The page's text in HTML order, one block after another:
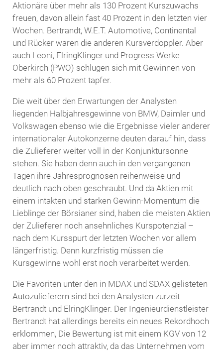
Aktionäre über mehr als 130 Prozent Kurszuwachs
freuen, davon allein fast 40 Prozent in den letzten vier
Wochen. Bertrandt, W.E.T. Automotive, Continental
und Rücker waren die anderen Kursverdoppler. Aber
auch Leoni, ElringKlinger und Progress Werke
Oberkirch (PWO) schlugen sich mit Gewinnen von
mehr als 60 Prozent tapfer.
Die weit über den Erwartungen der Analysten
liegenden Halbjahresgewinne von BMW, Daimler und
Volkswagen ebenso wie die Ergebnisse vieler anderer
internationaler Autokonzerne deuten darauf hin, dass
die Zulieferer weiter voll in der Konjunktursonne
stehen. Sie haben denn auch in den vergangenen
Tagen ihre Jahresprognosen reihenweise und
deutlich nach oben geschraubt. Und da Aktien mit
einem intakten und starken Gewinn-Momentum die
Lieblinge der Börsianer sind, haben die meisten Aktien
der Zulieferer noch ansehnliches Kurspotenzial –
nach dem Kursspurt der letzten Wochen vor allem
längerfristig. Denn kurzfristig müssen die
Kursgewinne wohl erst noch verarbeitet werden.
Die Favoriten unter den in MDAX und SDAX gelisteten
Autozulieferern sind bei den Analysten zurzeit
Bertrandt und ElringKlinger. Der Ingenieurdienstleister
Bertrandt hat allerdings bereits ein neues Rekordhoch
erklommen, Die Bewertung ist mit einem KGV von 12
aber immer noch attraktiv, da das Unternehmen vom